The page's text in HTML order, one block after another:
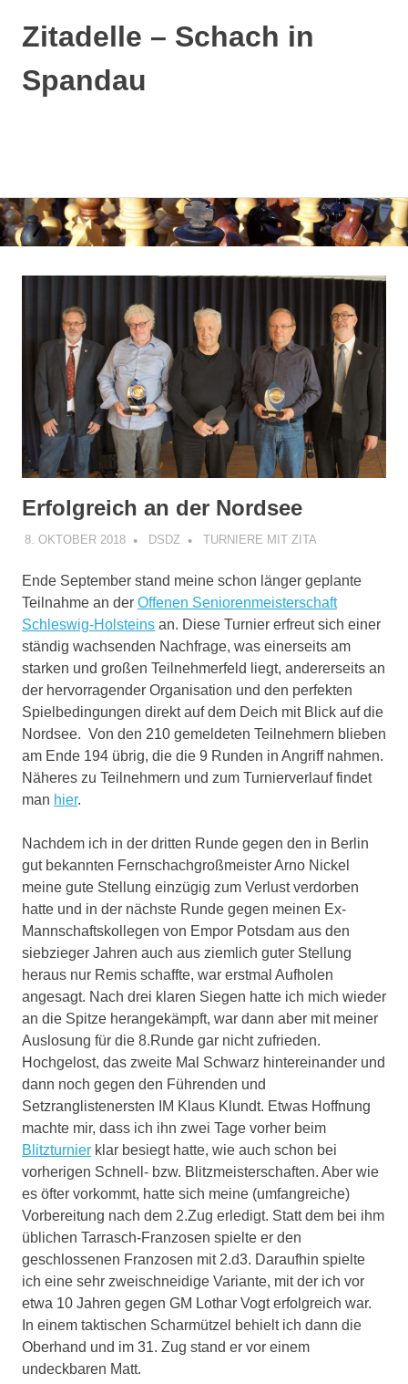
Zum
Inhalt
springen
Zitadelle – Schach in
Spandau
Erfolgreich an der Nordsee
8. OKTOBER 2018 DSDZ TURNIERE MIT ZITA
Ende September stand meine schon länger geplante
Teilnahme an der Offenen Seniorenmeisterschaft
Schleswig-Holsteins an. Diese Turnier erfreut sich einer
ständig wachsenden Nachfrage, was einerseits am
starken und großen Teilnehmerfeld liegt, andererseits an
der hervorragender Organisation und den perfekten
Spielbedingungen direkt auf dem Deich mit Blick auf die
Nordsee. Von den 210 gemeldeten Teilnehmern blieben
am Ende 194 übrig, die die 9 Runden in Angriff nahmen.
Näheres zu Teilnehmern und zum Turnierverlauf findet
man hier.
Nachdem ich in der dritten Runde gegen den in Berlin
gut bekannten Fernschachgroßmeister Arno Nickel
meine gute Stellung einzügig zum Verlust verdorben
hatte und in der nächste Runde gegen meinen Ex-
Mannschaftskollegen von Empor Potsdam aus den
siebzieger Jahren auch aus ziemlich guter Stellung
heraus nur Remis schaffte, war erstmal Aufholen
angesagt. Nach drei klaren Siegen hatte ich mich wieder
an die Spitze herangekämpft, war dann aber mit meiner
Auslosung für die 8.Runde gar nicht zufrieden.
Hochgelost, das zweite Mal Schwarz hintereinander und
dann noch gegen den Führenden und
Setzranglistenersten IM Klaus Klundt. Etwas Hoffnung
machte mir, dass ich ihn zwei Tage vorher beim
Blitzturnier klar besiegt hatte, wie auch schon bei
vorherigen Schnell- bzw. Blitzmeisterschaften. Aber wie
es öfter vorkommt, hatte sich meine (umfangreiche)
Vorbereitung nach dem 2.Zug erledigt. Statt dem bei ihm
üblichen Tarrasch-Franzosen spielte er den
geschlossenen Franzosen mit 2.d3. Daraufhin spielte
ich eine sehr zweischneidige Variante, mit der ich vor
etwa 10 Jahren gegen GM Lothar Vogt erfolgreich war.
In einem taktischen Scharmützel behielt ich dann die
Oberhand und im 31. Zug stand er vor einem
undeckbaren Matt.